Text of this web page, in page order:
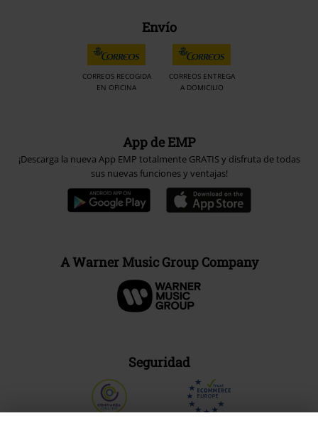
Envío
CORREOS RECOGIDA
EN OFICINA
CORREOS ENTREGA
A DOMICILIO
App de EMP
¡Descarga la nueva App EMP totalmente GRATIS y disfruta de todas
sus nuevas funciones y ventajas!
A Warner Music Group Company
Seguridad